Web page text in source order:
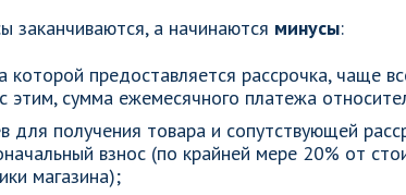
заканчиваются, а начинаются минусы:
которой предоставляется рассрочка, чаще
этим, сумма ежемесячного платежа
для получения товара и сопутствующей
взнос (по крайней мере 20% от
магазина);